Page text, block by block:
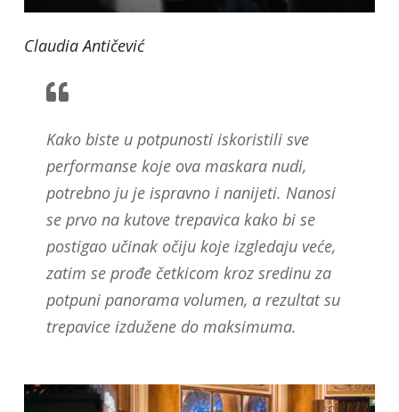
Claudia Antičević
Kako biste u potpunosti iskoristili sve
performanse koje ova maskara nudi,
potrebno ju je ispravno i nanijeti. Nanosi
se prvo na kutove trepavica kako bi se
postigao učinak očiju koje izgledaju veće,
zatim se prođe četkicom kroz sredinu za
potpuni panorama volumen, a rezultat su
trepavice izdužene do maksimuma.